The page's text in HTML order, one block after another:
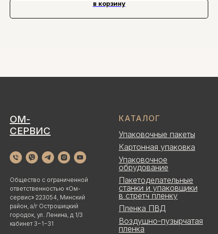
в корзину
ОМ-
СЕРВИС
Общество с ограниченной
ответственностью «Ом-
сервис» 223054, Минский
район, а/г Острошицкий
городок, ул. Ленина, д 1/3
кабинет 3−1−31
КАТАЛОГ
Упаковочные пакеты
Картонная упаковка
Упаковочное
обрудование
Пакетоделательные
станки и упаковщики
в стретч пленку
Пленка ПВД
Воздушно-пузырчатая
пленка